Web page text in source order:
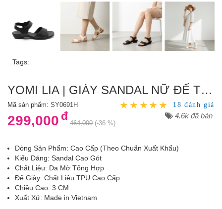
Tags:
YOMI LIA | GIÀY SANDAL NỮ ĐẾ THẤP 3 PHÂN QUAI GẤP
Mã sản phẩm: SY0691H 18 đánh giá
299,000 đ
464,000 (-36 %)
4.6k đã bán
Dòng Sản Phẩm: Cao Cấp (Theo Chuẩn Xuất Khẩu)
Kiểu Dáng: Sandal Cao Gót
Chất Liệu: Da Mờ Tổng Hợp
Đế Giày: Chất Liệu TPU Cao Cấp
Chiều Cao: 3 CM
Xuất Xứ: Made in Vietnam